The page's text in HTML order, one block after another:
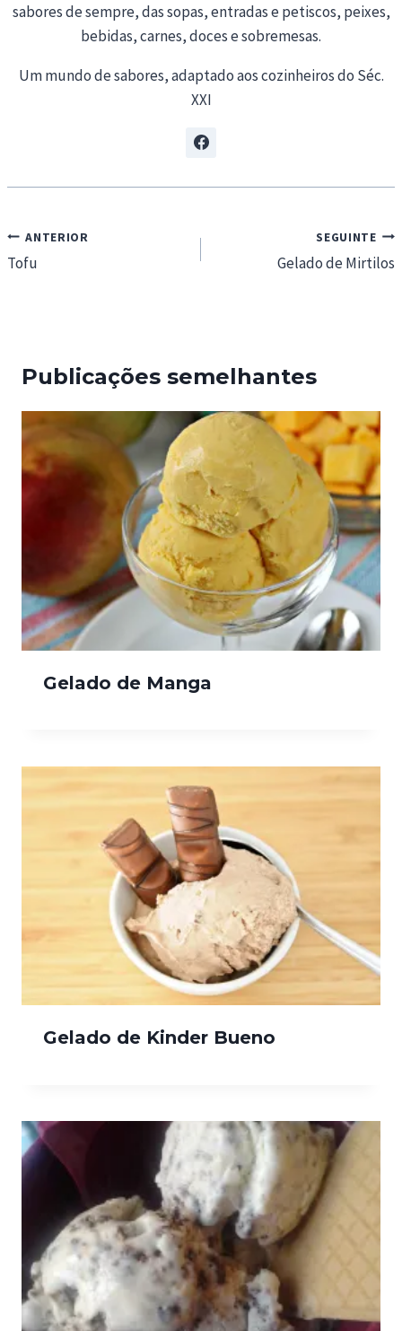
sabores de sempre, das sopas, entradas e petiscos, peixes,
bebidas, carnes, doces e sobremesas.
Um mundo de sabores, adaptado aos cozinheiros do Séc.
XXI
Navegação
de
ANTERIOR
Tofu
SEGUINTE
Gelado de Mirtilos
Publicações semelhantes
Gelado de Manga
Gelado de Kinder Bueno